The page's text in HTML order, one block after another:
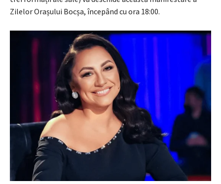
Zilelor Orașului Bocșa, începând cu ora 18:00.